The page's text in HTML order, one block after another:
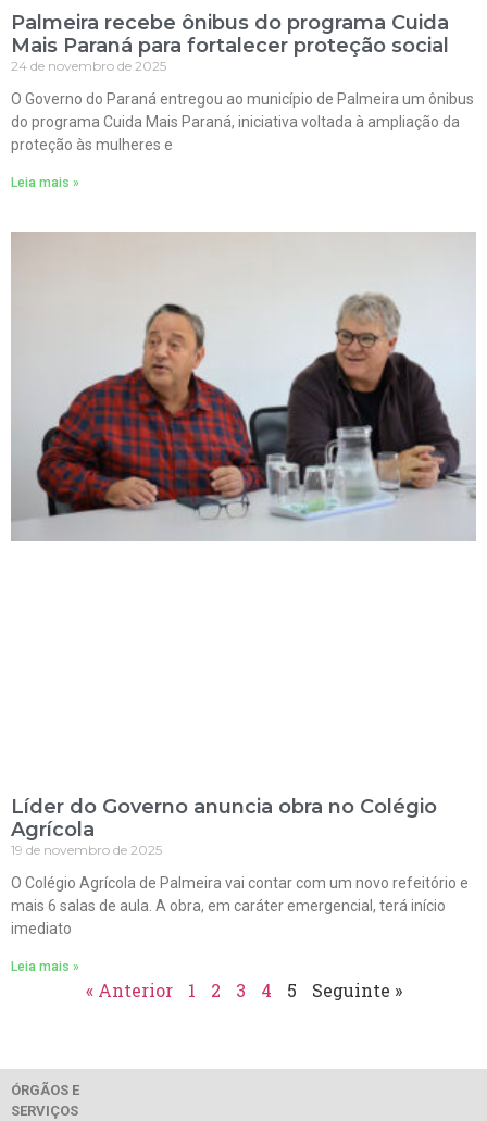
Palmeira recebe ônibus do programa Cuida
Mais Paraná para fortalecer proteção social
24 de novembro de 2025
O Governo do Paraná entregou ao município de Palmeira um ônibus
do programa Cuida Mais Paraná, iniciativa voltada à ampliação da
proteção às mulheres e
Leia mais »
Líder do Governo anuncia obra no Colégio
Agrícola
19 de novembro de 2025
O Colégio Agrícola de Palmeira vai contar com um novo refeitório e
mais 6 salas de aula. A obra, em caráter emergencial, terá início
imediato
Leia mais »
« Anterior 1 2 3 4 5 Seguinte »
ÓRGÃOS E
SERVIÇOS